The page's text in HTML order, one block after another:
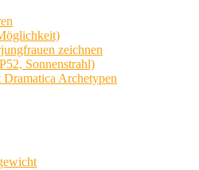
zeichnen
Sonnenstrahl)
Archetypen